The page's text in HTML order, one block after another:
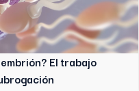
El trabajo